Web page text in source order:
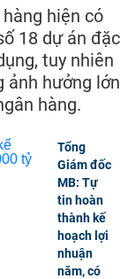
hiện có
18 dự án đặc
tuy nhiên
ảnh hưởng lớn
hàng.
Tổng
Giám đốc
MB: Tự
tin hoàn
thành kế
hoạch lợi
nhuận
năm, có